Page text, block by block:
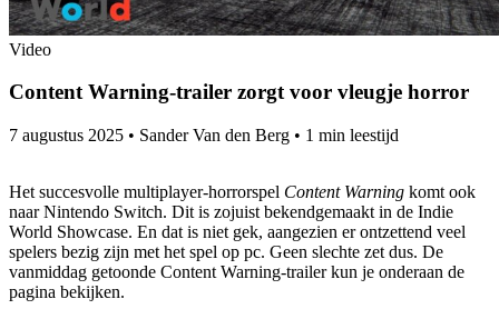
Video
Content Warning-trailer zorgt voor vleugje horror
7 augustus 2025 • Sander Van den Berg • 1 min leestijd
Het succesvolle multiplayer-horrorspel Content Warning komt ook
naar Nintendo Switch. Dit is zojuist bekendgemaakt in de Indie
World Showcase. En dat is niet gek, aangezien er ontzettend veel
spelers bezig zijn met het spel op pc. Geen slechte zet dus. De
vanmiddag getoonde Content Warning-trailer kun je onderaan de
pagina bekijken.